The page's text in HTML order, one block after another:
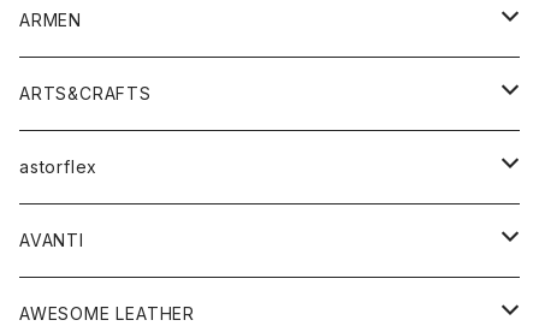
シャツ
Tシャツ・カットソー
シャツ・ブラウス
ボトムス
パンツ
スカート
ワンピース・オールインワン
バッグ
シューズ
アクセサリー
ARMEN
アウター
コート
ジャケット
トップス
ベスト
シャツ
ワンピース
ボトム
ARTS&CRAFTS
アクセサリー
ウォレット
バッグ
astorflex
グッズ
靴
AVANTI
シャツ
AWESOME LEATHER